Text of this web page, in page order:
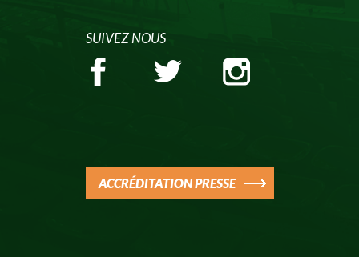
SUIVEZ NOUS
ACCRÉDITATION PRESSE